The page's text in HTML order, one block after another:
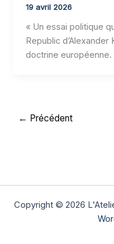
19 avril 2026
« Un essai politique
Republic
doctrine européenne.
← Précédent
Copyright © 2026